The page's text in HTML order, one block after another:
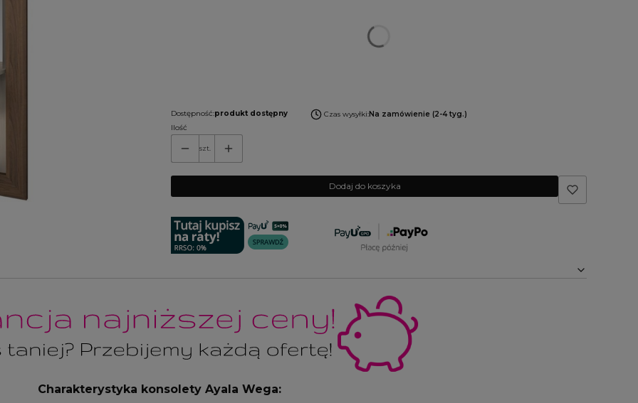
Dostępność:produkt dostępny Czas wysyłki:Na zamówienie (2-4 tyg.)
Ilość
szt.
Dodaj do koszyka
Charakterystyka konsolety Ayala Wega: